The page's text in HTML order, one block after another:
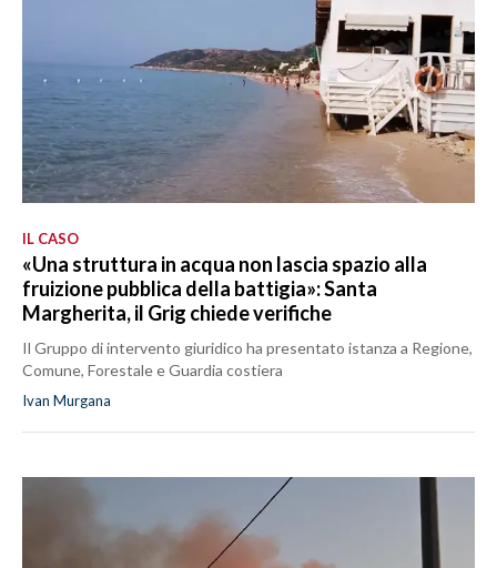
IL CASO
«Una struttura in acqua non lascia spazio alla
fruizione pubblica della battigia»: Santa
Margherita, il Grig chiede verifiche
Il Gruppo di intervento giuridico ha presentato istanza a Regione,
Comune, Forestale e Guardia costiera
Ivan Murgana